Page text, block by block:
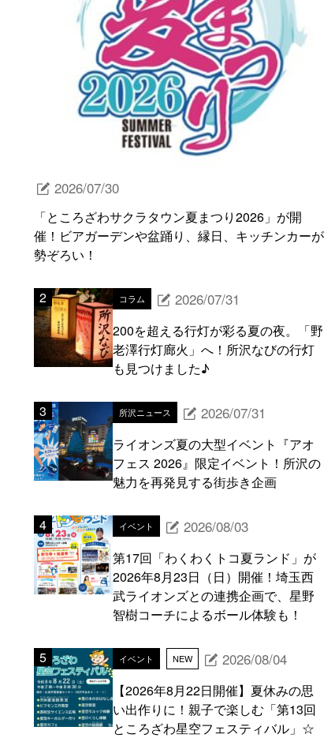
2026/07/30
「ところざわサクラタウン夏まつり2026」が開
催！ビアガーデンや盆踊り、縁日、キッチンカーが
勢ぞろい！
コラム 2026/07/31
200を超える行灯が彩る夏の夜。「野
老澤行灯廊火」へ！所沢なびの行灯
も見つけました♪
所沢ニュース 2026/07/31
ライオンズ夏の大型イベント『アオ
フェス 2026』限定イベント！所沢の
魅力を再発見する街歩き企画
イベント 2026/08/03
第17回「わくわくトコ夏ランド」が
2026年8月23日（日）開催！埼玉西
武ライオンズとの連携企画で、星野
智樹コーチによるボール体験も！
イベント NEW 2026/08/04
【2026年8月22日開催】夏休みの思
い出作りに！親子で楽しむ「第13回
ところざわ星空フェスティバル」☆